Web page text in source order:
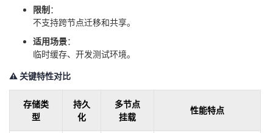
​限制​ ​：
不支持跨节点迁移和共享。
​适用场景​​：
临时缓存、开发测试环境。
⚠️ ​ ​关键特性对比​
存储类
型
持久
化
多节点
挂载
性能特点